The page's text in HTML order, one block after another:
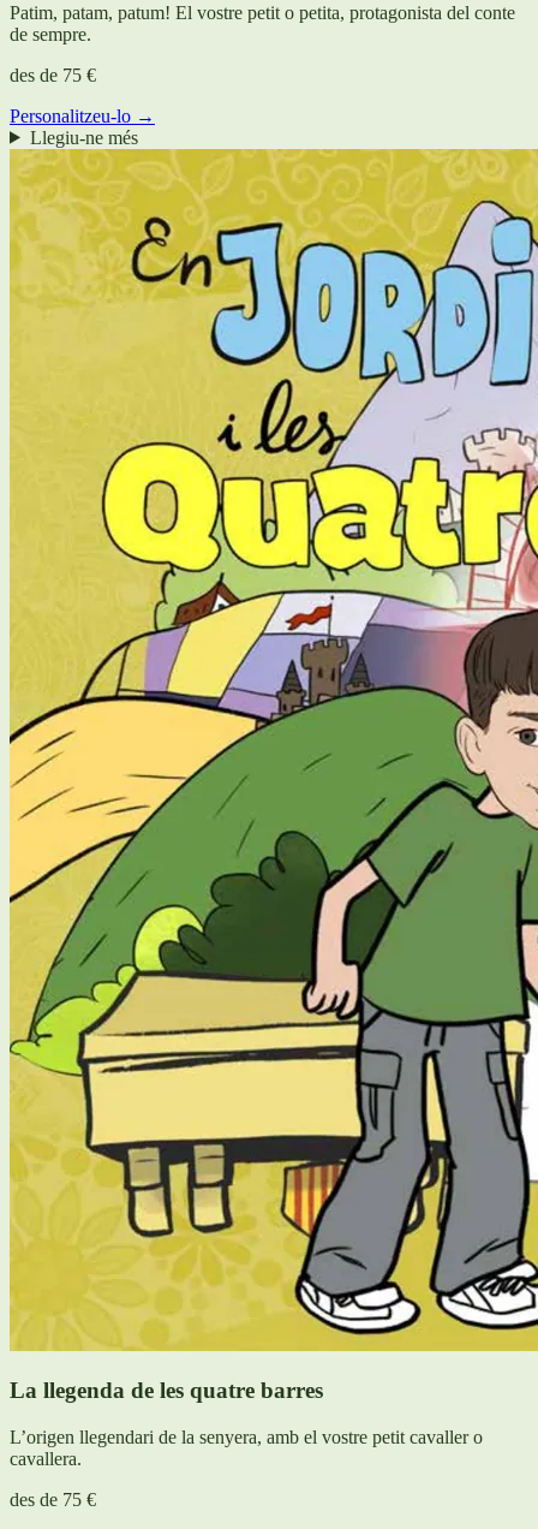
Patim, patam, patum! El vostre petit o petita, protagonista del conte
de sempre.
des de 75 €
Personalitzeu-lo →
Llegiu-ne més
La llegenda de les quatre barres
L’origen llegendari de la senyera, amb el vostre petit cavaller o
cavallera.
des de 75 €